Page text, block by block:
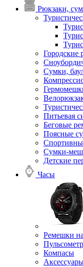
Рюкзаки,
Городские
Сумки,
Питьевая
Беговые
Поясные
Сумки-
Детские
Часы
Ремешки
Компасы